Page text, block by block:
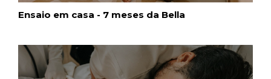
Ensaio em casa - 7 meses da Bella